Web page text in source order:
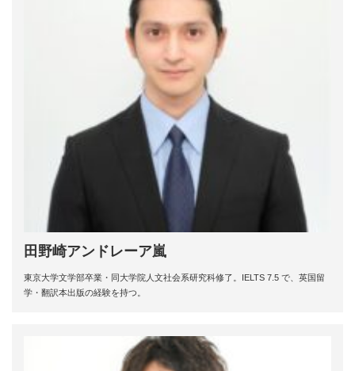
田野崎アンドレーア嵐
東京大学文学部卒業・同大学院人文社会系研究科修了。IELTS 7.5 で、英国留
学・翻訳本出版の経験を持つ。